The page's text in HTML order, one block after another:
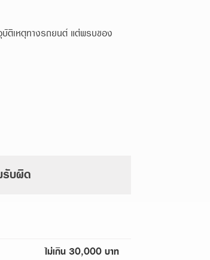
เหตุทางรถยนต์ แต่พรบของ
รับผิด
ไม่เกิน 30,000 บาท